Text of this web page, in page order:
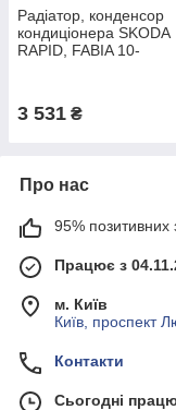
Радіатор, конденсор
кондиціонера SKODA
RAPID, FABIA 10-
3 531 ₴
Про нас
95% позитивних
Працює з
м. Київ
Київ, проспект
Контакти
Сьогодні